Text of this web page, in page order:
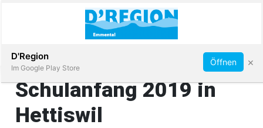
Immobilien
Abonnieren
Schulanfang 2019 in
Hettiswil
D'Region
Im Google Play Store
Öffnen ×